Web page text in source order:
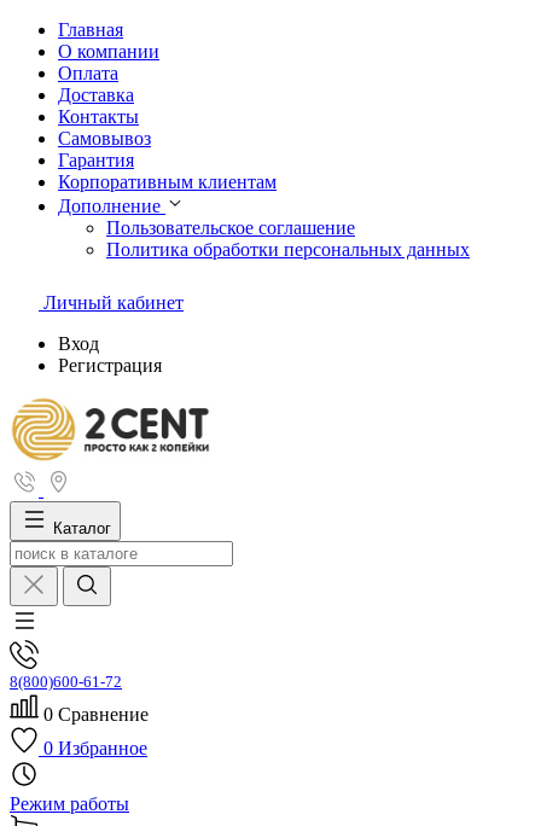
Главная
О компании
Оплата
Доставка
Контакты
Самовывоз
Гарантия
Корпоративным клиентам
Дополнение
Пользовательское соглашение
Политика обработки персональных данных
Личный кабинет
Вход
Регистрация
Каталог
8(800)600-61-72
0 Сравнение
0 Избранное
Режим работы